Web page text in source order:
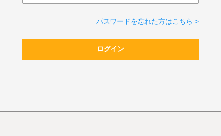
パスワードを忘れた方はこちら >
ログイン